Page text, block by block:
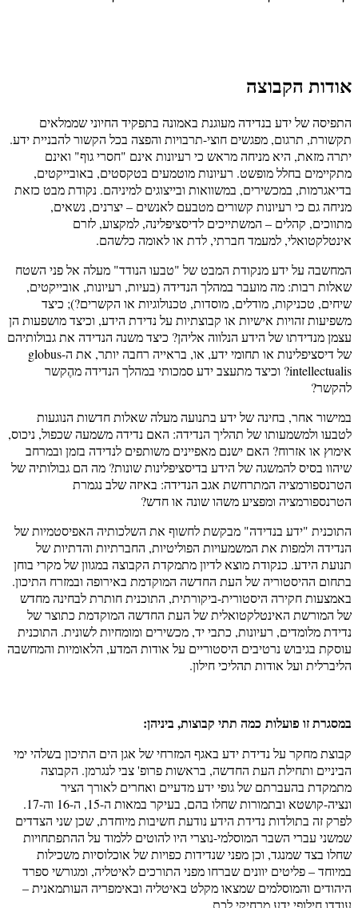
אודות הקבוצה
התפיסה של ידע בנדידה מעוגנת באמונה בתפקיד החיוני שממלאים
תקשורת, תרגום, מפגשים חוצי-תרבויות והפצה בכל הקשור להבניית ידע.
יתרה מזאת, היא מניחה מראש כי רעיונות אינם "חסרי גוף" ואינם
מתקיימים בחלל מופשט. רעיונות מוטמעים בטקסטים, באובייקטים,
בדיאגרמות, במכשירים, במשוואות ובייצוגים למיניהם. נקודת מבט כזאת
מניחה גם כי רעיונות קשורים מטבעם לאנשים – יצרנים, נשאים,
מתווכים, קהלים – המשתייכים לדיסציפלינה, למקצוע, לזרם
אינטלקטואלי, למעמד חברתי, לדת או לאומה כלשהם.
המחשבה על ידע מנקודת המבט של "טבעו הנודד" מעלה אל פני השטח
שאלות רבות: מה מועבר במהלך הנדידה (בעיות, רעיונות, אובייקטים,
שיחים, טכניקות, מודלים, מוסדות, טכנולוגיות או הקשרים?); כיצד
משפיעות זהויות אישיות או קבוצתיות על נדידת הידע, וכיצד מושפעות הן
עצמן מנדידתו של הידע הנלווה אליהן? כיצד משנה הנדידה את גבולותיהם
של דיסציפלינות או תחומי ידע, או, בראייה רחבה יותר, את ה-globus
intellectualis? וכיצד מתעצב ידע סמכותי במהלך הנדידה מהֶקשר
להקשר?
במישור אחר, בחינה של ידע בתנועה מעלה שאלות חדשות הנוגעות
לטבעו ולמשמעותו של תהליך הנדידה: האם נדידה משמעה שכפול, ניכוס,
אימוץ או אזרוח? האם ישנם מאפיינים משותפים לנדידה בזמן ובמרחב
שיהוו בסיס להמשגה של הידע בדיסציפלינות שונות? מה הם גבולותיה של
הטרנספורמציה המתרחשת אגב הנדידה: באיזה שלב נגמרת
הטרנספורמציה ומפציע משהו שונה או חדש?
התוכנית "ידע בנדידה" מבקשת לחשוף את השלכותיה האפיסטמיות של
הנדידה ולמפות את המשמעויות הפוליטיות, החברתיות והדתיות של
תנועת הידע. כנקודת מוצא לדיון מתמקדת הקבוצה במגוון של מקרי בוחן
בתחום ההיסטוריה של העת החדשה המוקדמת באירופה ובמזרח התיכון.
באמצעות חקירה היסטורית-ביקורתית, התוכנית חותרת לבחינה מחדש
של המורשת האינטלקטואלית של העת החדשה המוקדמת כתוצר של
נדידת מלומדים, רעיונות, כתבי יד, מכשירים ומומחיות לשונית. התוכנית
עוסקת בגיבוש נרטיבים היסטוריים על אודות המדע, הלאומיות והמחשבה
הליברלית ועל אודות תהליכי חילון.
במסגרת זו פועלות כמה תתי קבוצות, ביניהן:
קבוצת מחקר על נדידת ידע באגף המזרחי של אגן הים התיכון בשלהי ימי
הביניים ותחילת העת החדשה, בראשות פרופ' צבי לנגרמן. הקבוצה
מתמקדת בהעברתם של גופי ידע מדעיים ואחרים לאורך הציר
ונציה-קושטא ובתמורות שחלו בהם, בעיקר במאות ה-15, ה-16 וה-17.
לפרק זה בתולדות נדידת הידע נודעת חשיבות מיוחדת, שכן שני הצדדים
שמשני עברי השבר המוסלמי-נוצרי היו להוטים ללמוד על ההתפתחויות
שחלו בצד שמנגד, וכן מפני שנדידות כפויות של אוכלוסיות משכילות
במיוחד – פליטים יוונים שברחו מפני התורכים לאיטליה, ומגורשי ספרד
היהודים והמוסלמים שמצאו מקלט באיטליה ובאימפריה העותמאנית –
עודדו חילופי ידע מרחיקי לכת.